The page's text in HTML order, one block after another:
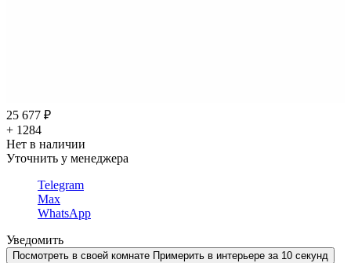
25 677 ₽
+ 1284
Нет в наличии
Уточнить у менеджера
Telegram
Max
WhatsApp
Уведомить
Посмотреть в своей комнате Примерить в интерьере за 10 секунд